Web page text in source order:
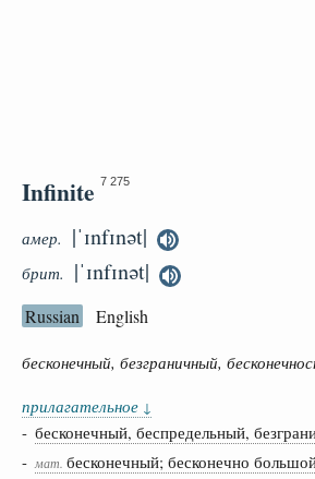
Infinite 7 275
амер. |ˈɪnfɪnət|
брит. |ˈɪnfɪnət|
Russian English
бесконечный, безграничный,
прилагательное ↓
- бесконечный, беспредельный,
- мат. бесконечный; бесконечно